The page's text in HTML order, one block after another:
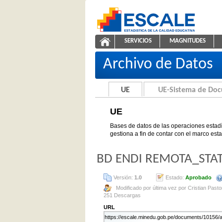
ESCALE - Unidad de
UE
NAVEGACIÓN
SERVICIOS MAGNITUDES
Archivo de Datos
UE UE-Sistema de
UE
Bases de datos de las operaciones
gestiona a fin de contar con el marco
BD ENDI
Versión: 1.0 Estado: Aprobado
Modificado por última vez por Cristian
251 Descargas
URL